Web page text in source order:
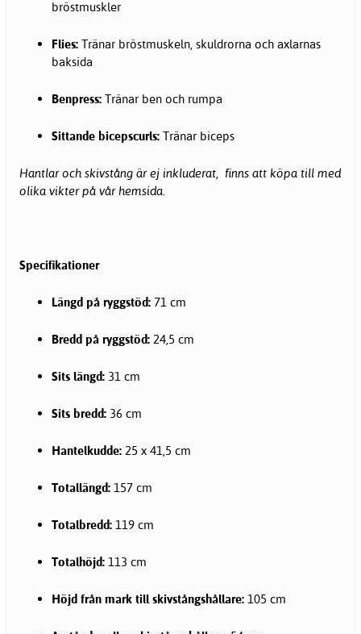
bröstmuskler
Flies: Tränar bröstmuskeln, skuldrorna och axlarnas
baksida
Benpress: Tränar ben och rumpa
Sittande bicepscurls: Tränar biceps
Hantlar och skivstång är ej inkluderat, finns att köpa till med
olika vikter på vår hemsida.
Specifikationer
Längd på ryggstöd: 71 cm
Bredd på ryggstöd: 24,5 cm
Sits längd: 31 cm
Sits bredd: 36 cm
Hantelkudde: 25 x 41,5 cm
Totallängd: 157 cm
Totalbredd: 119 cm
Totalhöjd: 113 cm
Höjd från mark till skivstångshållare: 105 cm